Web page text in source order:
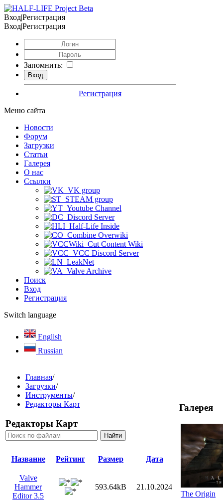
Вход|Регистрация
Вход|Регистрация
Запомнить:
Регистрация
Меню сайта
Новости
Форум
Загрузки
Статьи
Галерея
О нас
Ссылки
VK group
STEAM group
Youtube Channel
Discord Server
Half-Life Inside
Combine Overwiki
Cut Content Wiki
VCC Discord Server
LeakNet
Valve Archive
Поиск
Вход
Регистрация
Switch language
English
Russian
Главная/
Загрузки/
Инструменты/
Редакторы Карт
Редакторы Карт
Название Рейтинг Размер Дата
Valve
Hammer
Editor 3.5
593.64kB 21.10.2024
Галерея
The Origin